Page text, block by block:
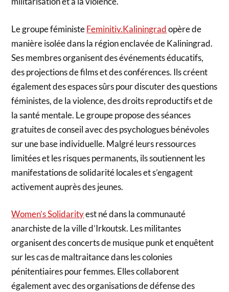
Le groupe féministeFeminitiv.Kaliningradopère de
manière isolée dans la région enclavée de Kaliningrad.
Ses membres organisent des événements éducatifs,
des projections de films et des conférences. Ils créent
également des espaces sûrs pour discuter des questions
féministes, de la violence, des droits reproductifs et de
la santé mentale. Le groupe propose des séances
gratuites de conseil avec des psychologues bénévoles
sur une base individuelle. Malgré leurs ressources
limitées et les risques permanents, ils soutiennent les
manifestations de solidarité locales et s’engagent
activement auprès des jeunes.
Women’s Solidarityest né dans la communauté
anarchiste de la ville d’Irkoutsk. Les militantes
organisent des concerts de musique punk et enquêtent
sur les cas de maltraitance dans les colonies
pénitentiaires pour femmes. Elles collaborent
également avec des organisations de défense des